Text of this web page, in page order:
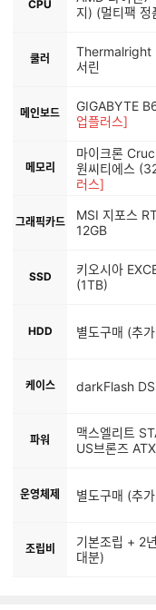
CPU
지) (멀티팩 정
쿨러
Thermalright
서린
메인보드 GIGABYTE
업플러스]
메모리
마이크론
원씨티에스
러스]
그래픽카드
MSI 지포스
12GB
SSD
키오시아
(1TB)
HDD 별도구매 (추
케이스 darkFlash
파워
맥스엘리트
US브론즈
운영체제 별도구매 (추
조립비
기본조립 + 2
대분)